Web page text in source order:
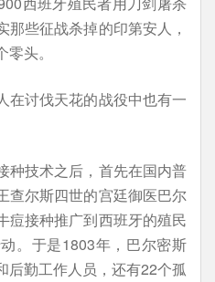
些征战杀掉的印第安人，
头。
在讨伐天花的战役中也有一
种技术之后，首先在国内普
查尔斯四世的宫廷御医巴尔
痘接种推广到西班牙的殖民
。于是1803年，巴尔密斯
后勤工作人员，还有22个孤